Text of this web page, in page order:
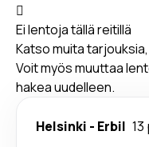
Ei lentoja tällä reitillä
Katso muita
Voit myös muuttaa
hakea uudelleen.
Helsinki - Erbil 13